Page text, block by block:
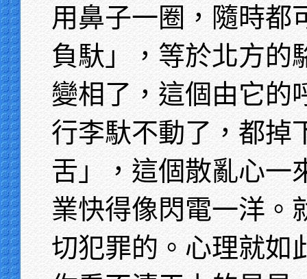
用鼻子一圈，隨時都
負馱」，等於北方的
變相了，這個由它的
行李馱不動了，都掉
舌」，這個散亂心一
業快得像閃電一洋。
切犯罪的。心理就如